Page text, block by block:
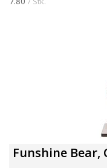
Funshine